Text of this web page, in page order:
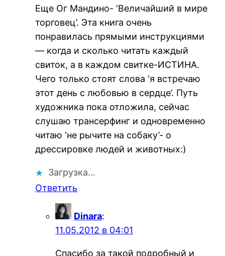
Еще Ог Мандино- ‘Величайший в мире
торговец’. Эта книга очень
понравилась прямыми инструкциями
— когда и сколько читать каждый
свиток, а в каждом свитке-ИСТИНА.
Чего только стоят слова ‘я встречаю
этот день с любовью в сердце’. Путь
художника пока отложила, сейчас
слушаю трансерфинг и одновременно
читаю ‘не рычите на собаку’- о
дрессировке людей и животных:)
Загрузка…
Ответить
Dinara:
11.05.2012 в 04:01
Спасибо за такой подробный и